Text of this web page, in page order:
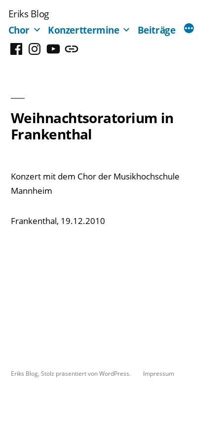
Inhalt
springen
Eriks Blog
Chor
Konzerttermine Beiträge
FacebookInstagram
YouTubeMastodon
Weihnachtsoratorium in
Frankenthal
Konzert mit dem Chor der Musikhochschule
Mannheim
Frankenthal, 19.12.2010
Eriks Blog Stolz präsentiert von WordPress. Impressum